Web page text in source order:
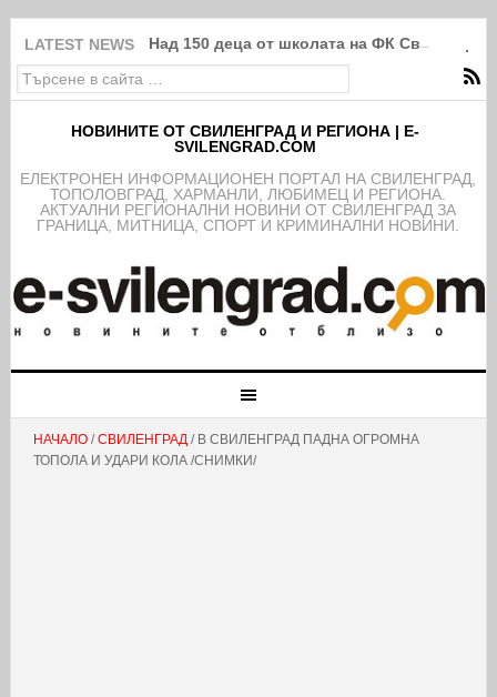
LATEST NEWS Над 150 деца от школата на ФК
НОВИНИТЕ ОТ СВИЛЕНГРАД И РЕГИОНА | E-
SVILENGRAD.COM
EЛЕКТРОНЕН ИНФОРМАЦИОНЕН ПОРТАЛ НА СВИЛЕНГРАД,
ТОПОЛОВГРАД, ХАРМАНЛИ, ЛЮБИМЕЦ И РЕГИОНА.
АКТУАЛНИ РЕГИОНАЛНИ НОВИНИ ОТ СВИЛЕНГРАД ЗА
ГРАНИЦА, МИТНИЦА, СПОРТ И КРИМИНАЛНИ НОВИНИ.
НАЧАЛО/СВИЛЕНГРАД/ В СВИЛЕНГРАД ПАДНА ОГРОМНА
ТОПОЛА И УДАРИ КОЛА /СНИМКИ/